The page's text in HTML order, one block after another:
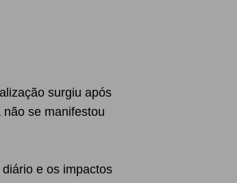
surgiu após
se manifestou
e os impactos